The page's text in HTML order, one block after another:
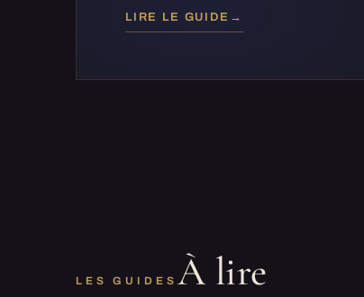
LIRE LE GUIDE →
LES GUIDES À lire